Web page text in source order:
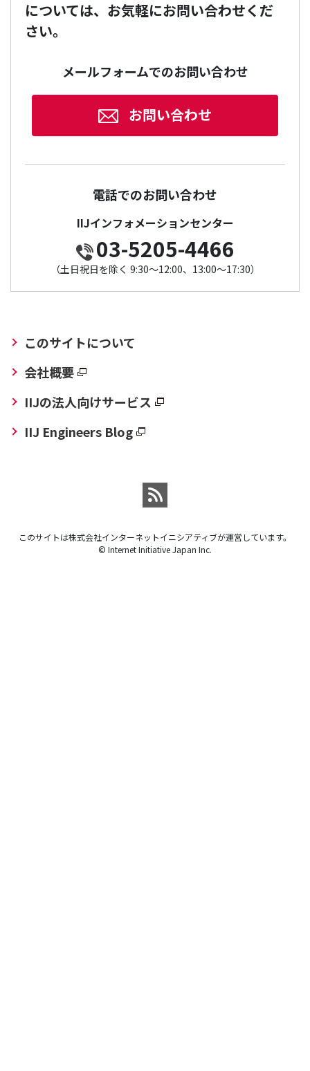
については、お気軽にお問い合わせくだ
さい。
メールフォームでのお問い合わせ
お問い合わせ
電話でのお問い合わせ
IIJインフォメーションセンター
03-5205-4466
（土日祝日を除く 9:30～12:00、13:00～17:30）
このサイトについて
会社概要
IIJの法人向けサービス
IIJ Engineers Blog
このサイトは株式会社インターネットイニシアティブが運営しています。
© Internet Initiative Japan Inc.